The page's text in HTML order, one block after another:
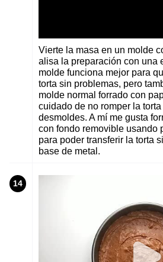
Vierte la masa en un molde
alisa la preparación con una
molde funciona mejor para
torta sin problemas, pero
molde normal forrado con
cuidado de no romper la
desmoldes. A mí me gusta
con fondo removible usando
para poder transferir la torta
base de metal.
14